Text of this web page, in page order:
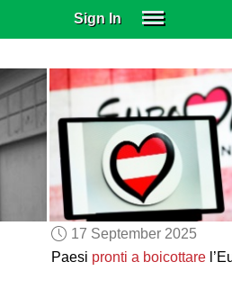
Sign In
GIFT
17 September 2025
Paesi pronti a boicottare